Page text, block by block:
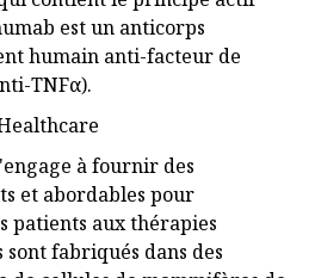
est un anticorps
humain anti-facteur de
TNFα).
à fournir des
et abordables pour
patients aux thérapies
sont fabriqués dans des